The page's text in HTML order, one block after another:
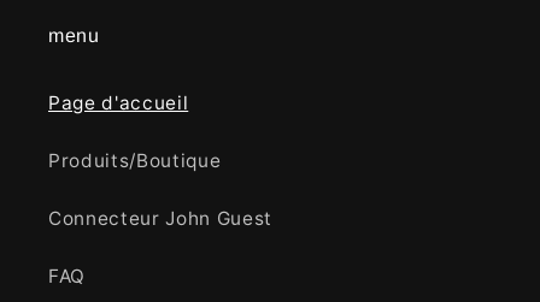
menu
Page d'accueil
Produits/Boutique
Connecteur John Guest
FAQ